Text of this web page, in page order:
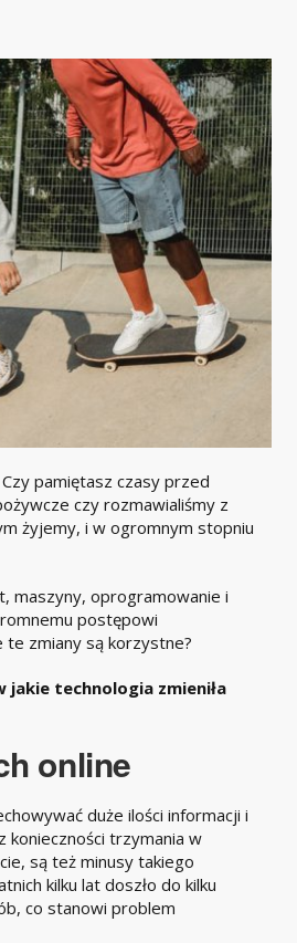
pamiętasz czasy przed
czy rozmawialiśmy z
żyjemy, i w ogromnym stopniu
maszyny, oprogramowanie i
postępowi
te zmiany są korzystne?
jakie technologia zmieniła
online
duże ilości informacji i
konieczności trzymania w
są też minusy takiego
kilku lat doszło do kilku
co stanowi problem